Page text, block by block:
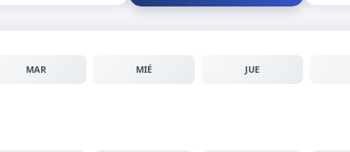
MAR MIÉ JUE